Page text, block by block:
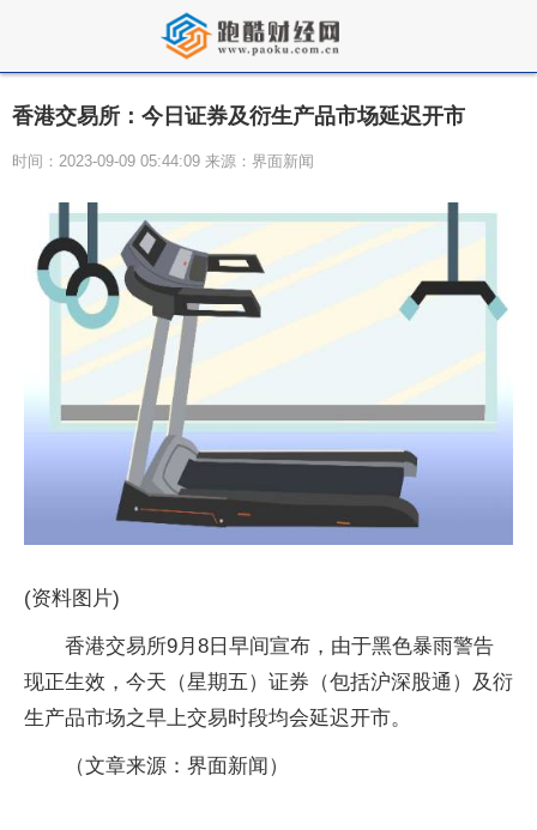
香港交易所：今日证券及衍生产品市场延迟开市
时间：2023-09-09 05:44:09 来源：界面新闻
(资料图片)
香港交易所9月8日早间宣布，由于黑色暴雨警告
现正生效，今天（星期五）证券（包括沪深股通）及衍
生产品市场之早上交易时段均会延迟开市。
（文章来源：界面新闻）